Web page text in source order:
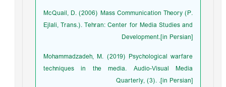
McQuail, D. (2006) Mass Communication Theory (P.
Ejlali, Trans.). Tehran: Center for Media Studies and
Development.[in Persian]
Mohammadzadeh, M. (2019) Psychological warfare
techniques in the media. Audio-Visual Media
Quarterly, (3). .[in Persian]